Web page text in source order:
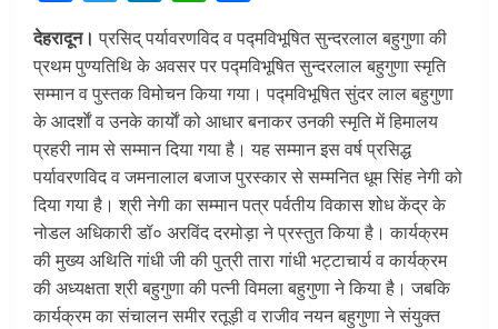
देहरादून। प्रसिद् पर्यावरणविद व पद्मविभूषित सुन्दरलाल बहुगुणा की
प्रथम पुण्यतिथि के अवसर पर पद्मविभूषित सुन्दरलाल बहुगुणा स्मृति
सम्मान व पुस्तक विमोचन किया गया। पद्मविभूषित सुंदर लाल बहुगुणा
के आदर्शाें व उनके कार्याें को आधार बनाकर उनकी स्मृति में हिमालय
प्रहरी नाम से सम्मान दिया गया है। यह सम्मान इस वर्ष प्रसिद्ध
पर्यावरणविद व जमनालाल बजाज पुरस्कार से सम्मनित धूम सिंह नेगी को
दिया गया है। श्री नेगी का सम्मान पत्र पर्वतीय विकास शोध केंद्र के
नोडल अधिकारी डॉ० अरविंद दरमोड़ा ने प्रस्तुत किया है। कार्यक्रम
की मुख्य अथिति गांधी जी की पुत्री तारा गांधी भट्टाचार्य व कार्यक्रम
की अध्यक्षता श्री बहुगुणा की पत्नी विमला बहुगुणा ने किया है। जबकि
कार्यक्रम का संचालन समीर रतूड़ी व राजीव नयन बहुगुणा ने संयुक्त